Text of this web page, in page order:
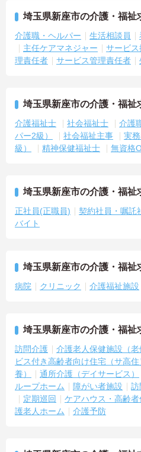
埼玉県新座市の介護・福祉
介護職・ヘルパー 生活相談員
主任ケアマネジャー
サービ
理責任者
サービス管理責任者
埼玉県新座市の介護・福祉
介護福祉士 社会福祉士
介護
パー2級）
社会福祉主事
実
級）
精神保健福祉士 無資格
埼玉県新座市の介護・福祉
正社員(正職員) 契約社員・嘱託
バイト
埼玉県新座市の介護・福祉
病院 クリニック 介護福祉施設
埼玉県新座市の介護・福
訪問介護 介護老人保健施設（老
ビス付き高齢者向け住宅（サ高住
養）
通所介護（デイサービス）
ループホーム
障がい者施設 訪
定期巡回
ケアハウス・高齢
護老人ホーム
介護予防